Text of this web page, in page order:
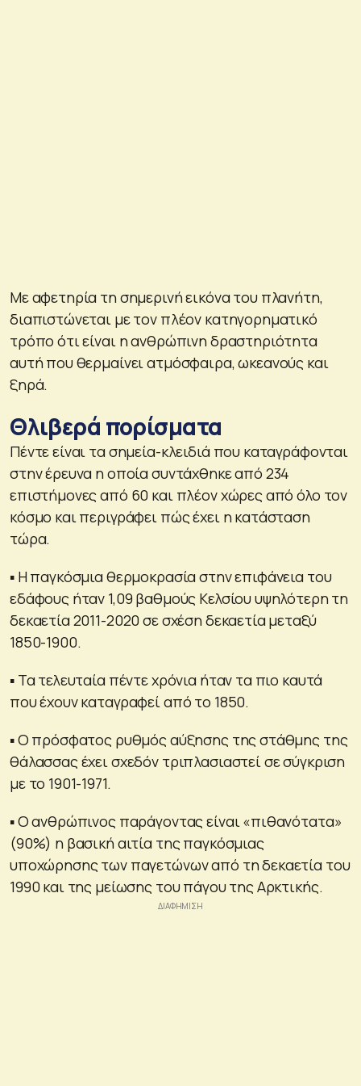
Με αφετηρία τη σημερινή εικόνα του πλανήτη,
διαπιστώνεται με τον πλέον κατηγορηματικό
τρόπο ότι είναι η ανθρώπινη δραστηριότητα
αυτή που θερμαίνει ατμόσφαιρα, ωκεανούς και
ξηρά.
Θλιβερά πορίσματα
Πέντε είναι τα σημεία-κλειδιά που καταγράφονται
στην έρευνα η οποία συντάχθηκε από 234
επιστήμονες από 60 και πλέον χώρες από όλο τον
κόσμο και περιγράφει πώς έχει η κατάσταση
τώρα.
▪ Η παγκόσμια θερμοκρασία στην επιφάνεια του
εδάφους ήταν 1,09 βαθμούς Κελσίου υψηλότερη τη
δεκαετία 2011-2020 σε σχέση δεκαετία μεταξύ
1850-1900.
▪ Τα τελευταία πέντε χρόνια ήταν τα πιο καυτά
που έχουν καταγραφεί από το 1850.
▪ Ο πρόσφατος ρυθμός αύξησης της στάθμης της
θάλασσας έχει σχεδόν τριπλασιαστεί σε σύγκριση
με το 1901-1971.
▪ Ο ανθρώπινος παράγοντας είναι «πιθανότατα»
(90%) η βασική αιτία της παγκόσμιας
υποχώρησης των παγετώνων από τη δεκαετία του
1990 και της μείωσης του πάγου της Αρκτικής.